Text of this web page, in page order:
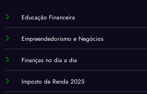
Educação Financeira
Empreendedorismo e Negócios
Finanças no dia a dia
Imposto de Renda 2025